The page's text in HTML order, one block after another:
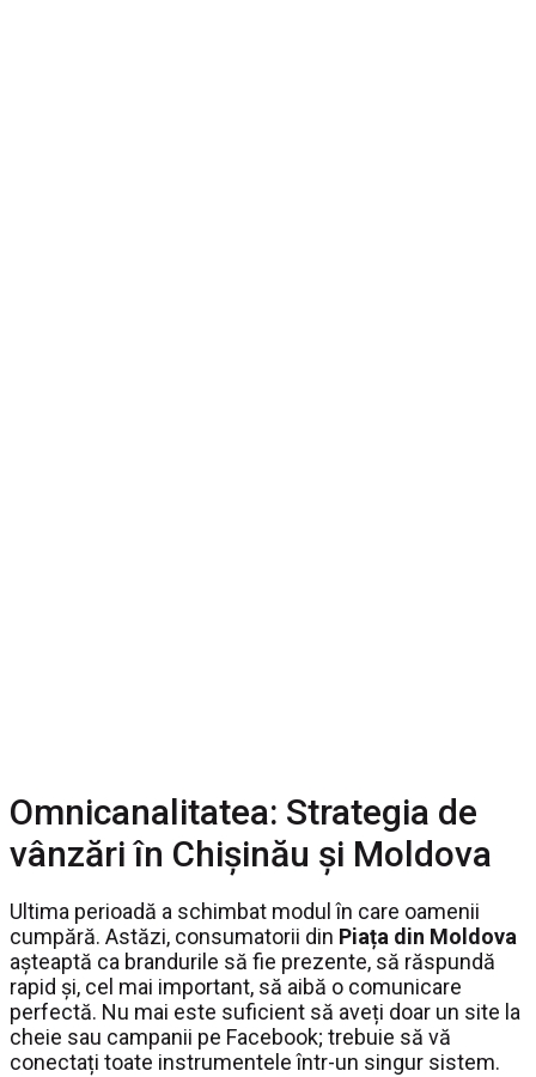
Omnicanalitatea: Strategia de
vânzări în Chișinău și Moldova
Ultima perioadă a schimbat modul în care oamenii
cumpără. Astăzi, consumatorii din Piața din Moldova
așteaptă ca brandurile să fie prezente, să răspundă
rapid și, cel mai important, să aibă o comunicare
perfectă. Nu mai este suficient să aveți doar un site la
cheie sau campanii pe Facebook; trebuie să vă
conectați toate instrumentele într-un singur sistem.